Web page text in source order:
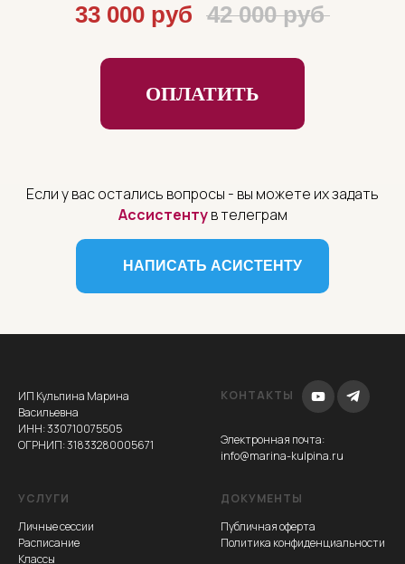
33 000 руб 42 000 руб
ОПЛАТИТЬ
Если у вас остались вопросы - вы можете их задать
Ассистентув телеграм
НАПИСАТЬ АСИСТЕНТУ
ИП Кульпина Марина
Васильевна
ИНН: 330710075505
ОГРНИП: 31833280005671
КОНТАКТЫ
Электронная почта:
info@marina-kulpina.ru
УСЛУГИ
Личные сессии
Расписание
Классы
ДОКУМЕНТЫ
Публичная оферта
Политика конфиденциальности